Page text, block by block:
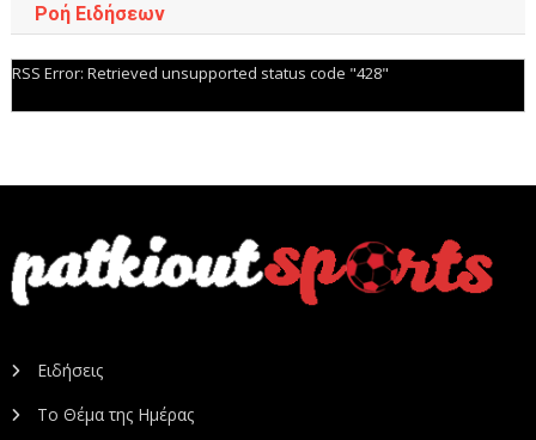
Ροή Ειδήσεων
RSS Error: Retrieved unsupported status code "428"
Ειδήσεις
Το Θέμα της Ημέρας